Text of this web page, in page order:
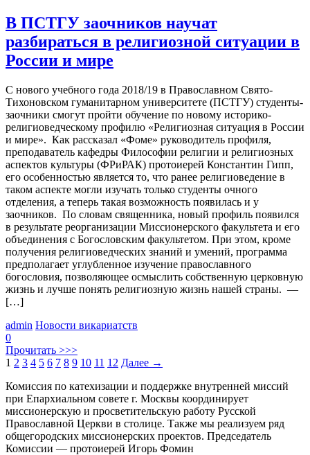
В ПСТГУ заочников научат
разбираться в религиозной ситуации в
России и мире
С нового учебного года 2018/19 в Православном Свято-
Тихоновском гуманитарном университете (ПСТГУ) студенты-
заочники смогут пройти обучение по новому историко-
религиоведческому профилю «Религиозная ситуация в России
и мире». Как рассказал «Фоме» руководитель профиля,
преподаватель кафедры Философии религии и религиозных
аспектов культуры (ФРиРАК) протоиерей Константин Гипп,
его особенностью является то, что ранее религиоведение в
таком аспекте могли изучать только студенты очного
отделения, а теперь такая возможность появилась и у
заочников. По словам священника, новый профиль появился
в результате реорганизации Миссионерского факультета и его
объединения с Богословским факультетом. При этом, кроме
получения религиоведческих знаний и умений, программа
предполагает углубленное изучение православного
богословия, позволяющее осмыслить собственную церковную
жизнь и лучше понять религиозную жизнь нашей страны. —
[…]
admin Новости викариатств
0
Прочитать >>>
1 2 3 4 5 6 7 8 9 10 11 12 Далее →
Комиссия по катехизации и поддержке внутренней миссий
при Епархиальном совете г. Москвы координирует
миссионерскую и просветительскую работу Русской
Православной Церкви в столице. Также мы реализуем ряд
общегородских миссионерских проектов. Председатель
Комиссии — протоиерей Игорь Фомин